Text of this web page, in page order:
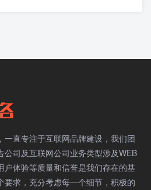
一直专注于互联网品牌建设，我们团
公司及互联网公司业务类型涉及WEB
户体验等质量和信誉是我们存在的基
要求，充分考虑每一个细节，积极的